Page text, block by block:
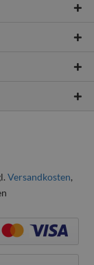
Versandkosten,